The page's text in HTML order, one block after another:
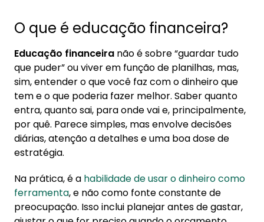
3.7. 7. Cuidado com gastos supérfluos
3.8. 8. Priorize a quitação de dívidas
3.9. 9. Considere um empréstimo consignado
para quitar dívidas
3.10. 10. Amplie seu conhecimento em
finanças e educação financeira
4. Dica final: comece a planejar seu 2026
O que é educação financeira?
Educação financeira não é sobre “guardar tudo
que puder” ou viver em função de planilhas, mas,
sim, entender o que você faz com o dinheiro que
tem e o que poderia fazer melhor. Saber quanto
entra, quanto sai, para onde vai e, principalmente,
por quê. Parece simples, mas envolve decisões
diárias, atenção a detalhes e uma boa dose de
estratégia.
Na prática, é a habilidade de usar o dinheiro como
ferramenta, e não como fonte constante de
preocupação. Isso inclui planejar antes de gastar,